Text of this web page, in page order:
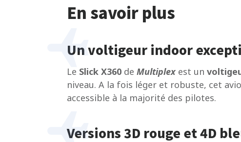
En savoir plus
Un voltigeur indoor
Le Slick X360 de Multiplexest un
niveau. A la fois léger et robuste, cet
accessible à la majorité des pilotes.
Versions 3D rouge et 4D